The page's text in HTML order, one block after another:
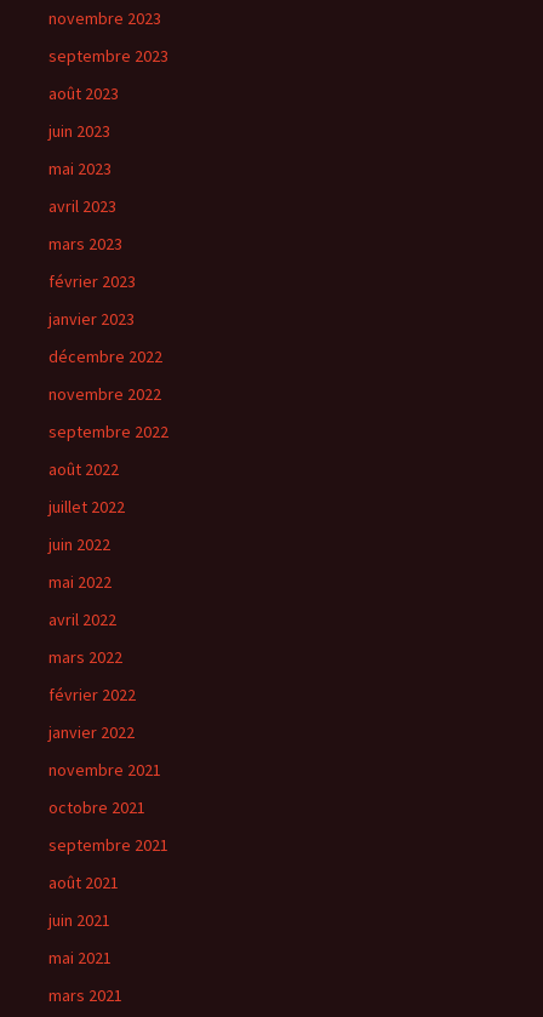
novembre 2023
septembre 2023
août 2023
juin 2023
mai 2023
avril 2023
mars 2023
février 2023
janvier 2023
décembre 2022
novembre 2022
septembre 2022
août 2022
juillet 2022
juin 2022
mai 2022
avril 2022
mars 2022
février 2022
janvier 2022
novembre 2021
octobre 2021
septembre 2021
août 2021
juin 2021
mai 2021
mars 2021